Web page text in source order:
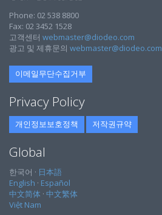
Phone: 02 538 8800
Fax: 02 3452 1528
고객센터 webmaster@diodeo.com
광고 및 제휴문의 webmaster@diodeo.com
이메일무단수집거부
Privacy Policy
개인정보보호정책 저작권규약
Global
한국어 · 日本語
English · Español
中文简体 · 中文繁体
Việt Nam